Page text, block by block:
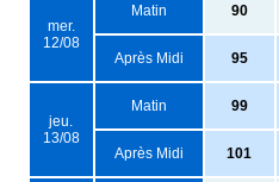
mer.
12/08
Matin 90
Après Midi 95
jeu.
13/08
Matin 99
Après Midi 101